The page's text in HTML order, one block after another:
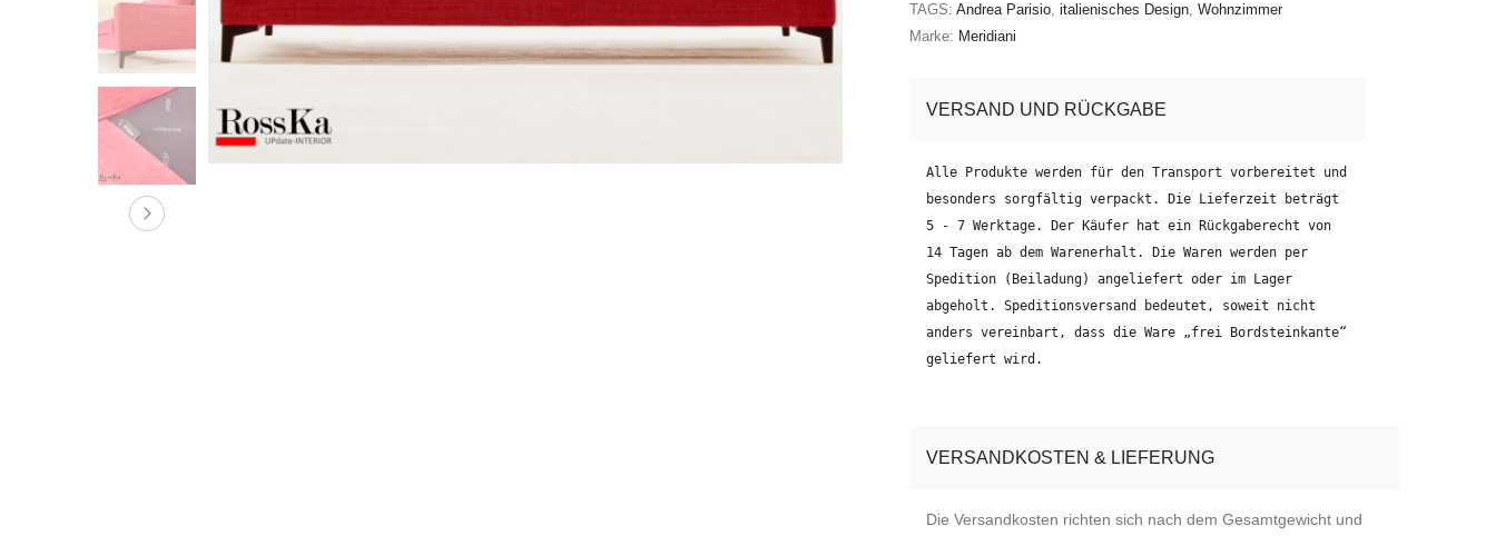
TAGS: Andrea Parisio, italienisches Design, Wohnzimmer
Marke: Meridiani
VERSAND UND RÜCKGABE
Alle Produkte werden für den Transport vorbereitet und
besonders sorgfältig verpackt. Die Lieferzeit beträgt
5 - 7 Werktage. Der Käufer hat ein Rückgaberecht von
14 Tagen ab dem Warenerhalt. Die Waren werden per
Spedition (Beiladung) angeliefert oder im Lager
abgeholt. Speditionsversand bedeutet, soweit nicht
anders vereinbart, dass die Ware „frei Bordsteinkante“
geliefert wird.
VERSANDKOSTEN & LIEFERUNG
Die Versandkosten richten sich nach dem Gesamtgewicht und